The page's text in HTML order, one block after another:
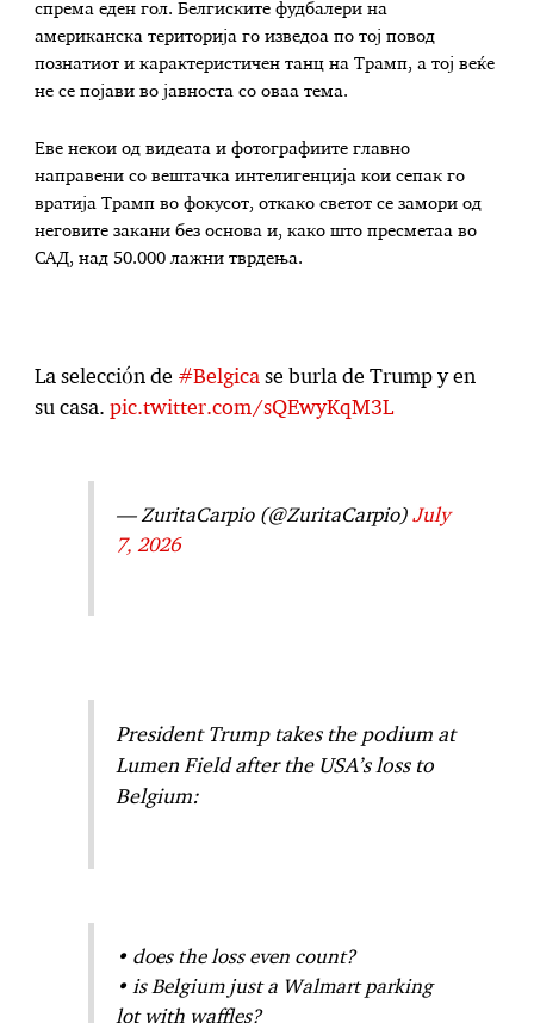
спрема еден гол. Белгиските фудбалери на
американска територија го изведоа по тој повод
познатиот и карактеристичен танц на Трамп, а тој веќе
не се појави во јавноста со оваа тема.
Еве некои од видеата и фотографиите главно
направени со вештачка интелигенција кои сепак го
вратија Трамп во фокусот, откако светот се замори од
неговите закани без основа и, како што пресметаа во
САД, над 50.000 лажни тврдења.
La selección de #Belgica se burla de Trump y en
su casa.pic.twitter.com/sQEwyKqM3L
— ZuritaCarpio (@ZuritaCarpio)July
7, 2026
President Trump takes the podium at
Lumen Field after the USA’s loss to
Belgium:
• does the loss even count?
• is Belgium just a Walmart parking
lot with waffles?